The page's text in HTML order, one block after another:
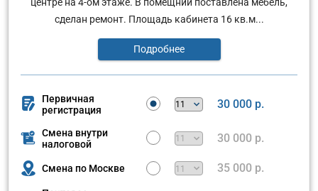
сделан ремонт. Площадь кабинета 16 кв.м...
Подробнее
Первичная
регистрация
30 000 р.
Смена внутри
налоговой
30 000 р.
Смена по Москве 35 000 р.